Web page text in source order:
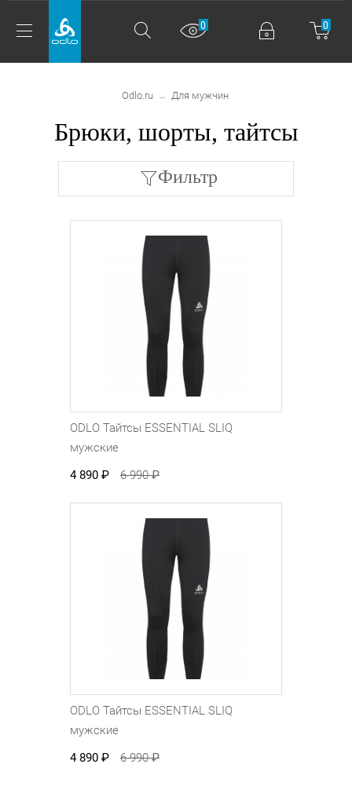
0
0
Odlo.ru → Для мужчин
Брюки, шорты, тайтсы
Фильтр
ODLO Тайтсы ESSENTIAL SLIQ
мужские
4 890 ₽ 6 990₽
ODLO Тайтсы ESSENTIAL SLIQ
мужские
4 890 ₽ 6 990₽